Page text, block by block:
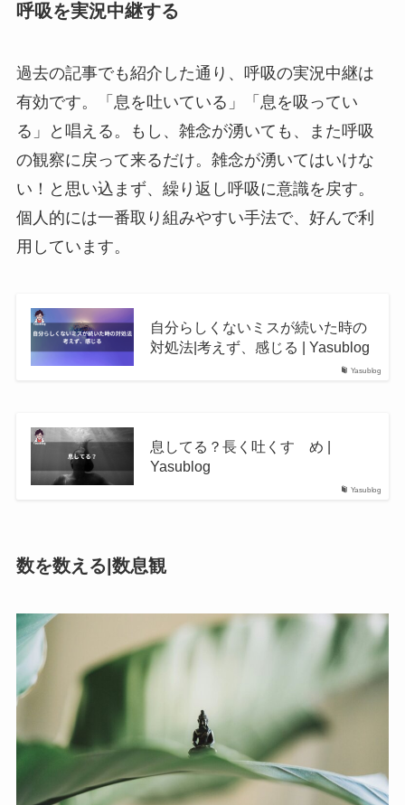
呼吸を実況中継する
過去の記事でも紹介した通り、呼吸の実況中継は
有効です。「息を吐いている」「息を吸ってい
る」と唱える。もし、雑念が湧いても、また呼吸
の観察に戻って来るだけ。雑念が湧いてはいけな
い！と思い込まず、繰り返し呼吸に意識を戻す。
個人的には一番取り組みやすい手法で、好んで利
用しています。
Yasublog
自分らしくないミスが続いた時の
対処法|考えず、感じる | Yasublog
Yasublog
息してる？長く吐くすゝめ |
Yasublog
数を数える|数息観